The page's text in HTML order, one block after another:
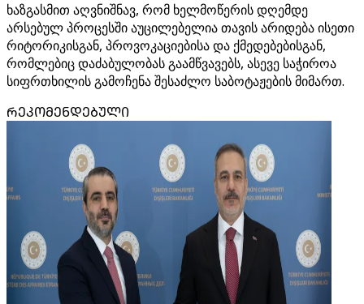
ხაზგასმით აღვნიშნავ, რომ ხელმოწერის დღემდე
არსებულ პროცესში აუცილებელია თავის არიდება ისეთი
რიტორიკისგან, პროვოკაციებისა და ქმედებებისგან,
რომლებიც დაძაბულობას გაამწვავებს, ასევე საჭიროა
სიფრთხილის გამოჩენა შესაძლო საბოტაჟების მიმართ.
ᲠᲔᲙᲝᲛᲔᲜᲓᲔᲑᲣᲚᲘ